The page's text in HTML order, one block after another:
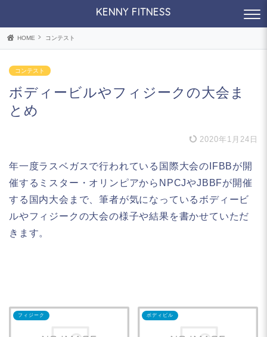
KENNY FITNESS
HOME コンテスト
コンテスト
ボディービルやフィジークの大会ま
とめ
2020年1月24日
年一度ラスベガスで行われている国際大会のIFBBが開
催するミスター・オリンピアからNPCJやJBBFが開催
する国内大会まで、筆者が気になっているボディービ
ルやフィジークの大会の様子や結果を書かせていただ
きます。
フィジーク ボディビル